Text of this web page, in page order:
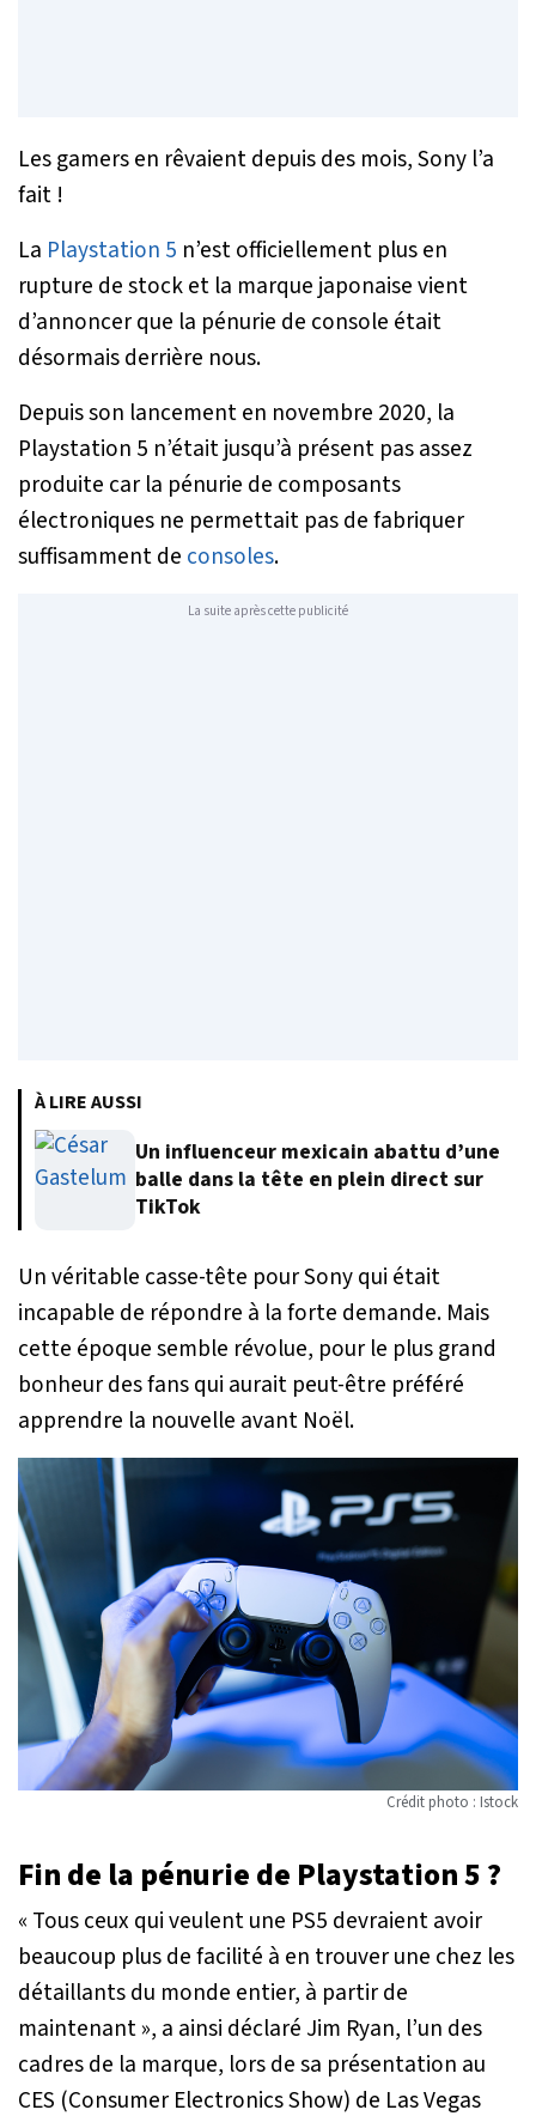
Les gamers en rêvaient depuis des mois, Sony l’a
fait !
La Playstation 5 n’est officiellement plus en
rupture de stock et la marque japonaise vient
d’annoncer que la pénurie de console était
désormais derrière nous.
Depuis son lancement en novembre 2020, la
Playstation 5 n’était jusqu’à présent pas assez
produite car la pénurie de composants
électroniques ne permettait pas de fabriquer
suffisamment de consoles.
La suite après cette publicité
À LIRE AUSSI
Un influenceur mexicain abattu d’une
balle dans la tête en plein direct sur
TikTok
Un véritable casse-tête pour Sony qui était
incapable de répondre à la forte demande. Mais
cette époque semble révolue, pour le plus grand
bonheur des fans qui aurait peut-être préféré
apprendre la nouvelle avant Noël.
Crédit photo : Istock
Fin de la pénurie de Playstation 5 ?
« Tous ceux qui veulent une PS5 devraient avoir
beaucoup plus de facilité à en trouver une chez les
détaillants du monde entier, à partir de
maintenant», a ainsi déclaré Jim Ryan, l’un des
cadres de la marque, lors de sa présentation au
CES (Consumer Electronics Show) de Las Vegas